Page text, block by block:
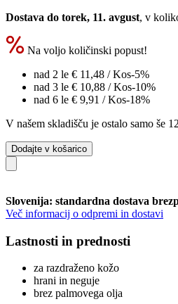
Dostava do torek, 11. avgust, v
Na voljo količinski popust!
nad 2 le € 11,48 / Kos-5%
nad 3 le € 10,88 / Kos-10%
nad 6 le € 9,91 / Kos-18%
V našem skladišču je ostalo samo še
Dodajte v košarico
Slovenija: standardna dostava
Več informacij o odpremi in dostavi
Lastnosti in prednosti
za razdraženo kožo
hrani in neguje
brez palmovega olja